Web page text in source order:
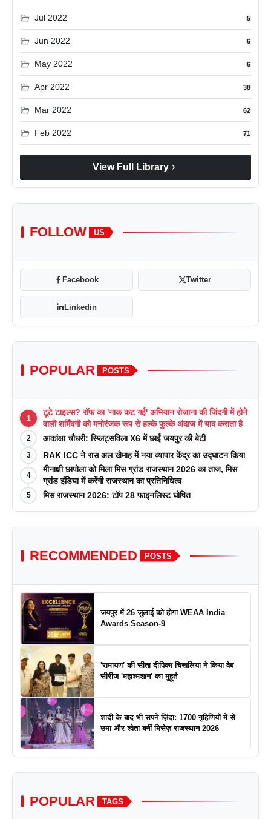
folder_open Jul 2022 5
folder_open Jun 2022 6
folder_open May 2022 6
folder_open Apr 2022 38
folder_open Mar 2022 62
folder_open Feb 2022 71
View Full Library chevron_right
FOLLOW US
Facebook Twitter
Linkedin
POPULAR POSTS
1
टूटे टाइल्स? रॉफ का 'नाक कट गई' अभियान रोजाना की जिंदगी में होने
वाली शर्मिंदगी को मनोरंजक रूप से हल्के फुल्के अंदाज में याद कराता है
2 आकांक्षा चौधरी: स्प्लिट्सविला X6 में छाईं जयपुर की बेटी
3 RAK ICC ने रास अल खैमाह में नया व्यापार केंद्र का उद्घाटन किया
4
मीनाक्षी छापोला को मिला मिस ग्रांड राजस्थान 2026 का ताज, मिस
ग्रांड इंडिया में करेंगी राजस्थान का प्रतिनिधित्व
5 मिस राजस्थान 2026: टॉप 28 फाइनलिस्ट घोषित
RECOMMENDED POSTS
जयपुर में 26 जुलाई को होगा WEAA India
Awards Season-9
'रामायण' की सीता दीपिका चिखलिया ने किया वेब
सीरीज 'महाश्मशान' का मुहूर्त
शादी के बाद भी सपने ज़िंदा: 1700 गृहिणियों में से
उमा और श्वेता बनीं मिसेज़ राजस्थान 2026
POPULAR TAGS